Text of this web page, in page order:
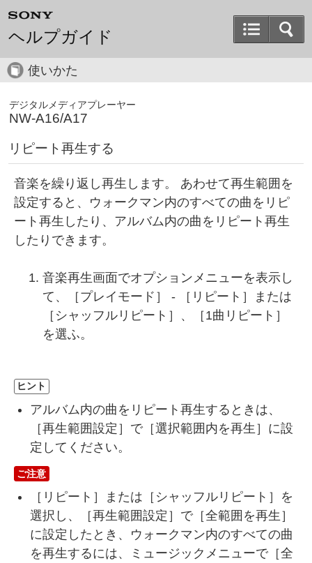
ヘルプガイド
使いかた
デジタルメディアプレーヤー
NW-A16/A17
リピート再生する
音楽を繰り返し再生します。 あわせて再生範囲を
設定すると、ウォークマン内のすべての曲をリピ
ート再生したり、アルバム内の曲をリピート再生
したりできます。
音楽再生画面でオプションメニューを表示し
て、［プレイモード ］ - ［リピート］または
［シャッフルリピート］、［1曲リピート］
を選ふ。
ヒント
アルバム内の曲をリピート再生するときは、
［再生範囲設定 ］で［選択範囲内を再生］に設
定してください。
ご注意
［リピート］または［シャッフルリピート］を
選択し、［再生範囲設定］で［全範囲を再生］
に設定したとき、ウォークマン内のすべての曲
を再生するには、ミュージックメニューで［全